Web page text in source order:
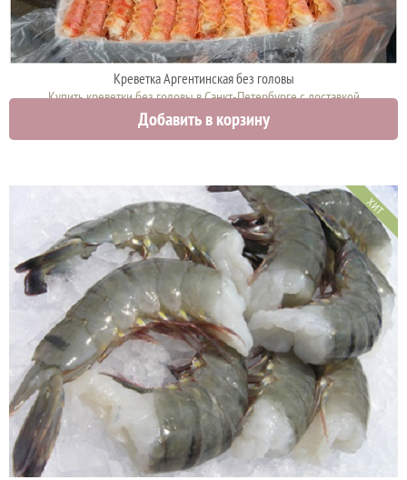
Креветка Аргентинская без головы
Купить креветки без головы в Санкт-Петербурге с доставкой
3150 руб.
Добавить в корзину
ХИТ